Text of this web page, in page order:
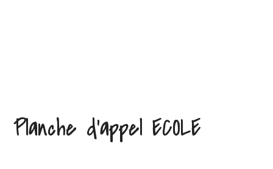
Planche d’appel ECOLE